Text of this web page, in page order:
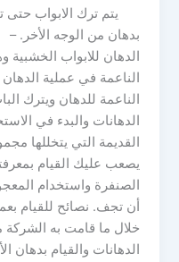
يتم ترك الابواب حتى
بدهان من الوجه
الدهان للابواب الخشبية
الناعمة في عملية
الناعمة للدهان ويترك
الدهانات والبدء في
القديمة التي يتخللها
يصعب عليك القيام
الصنفرة واستخدام
أن تجف. نصائح للقيام
خلال ما قامت به
الدهانات والقيام بدهان